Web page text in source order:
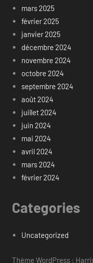
mars 2025
février 2025
janvier 2025
décembre 2024
novembre 2024
octobre 2024
septembre 2024
août 2024
juillet 2024
juin 2024
mai 2024
avril 2024
mars 2024
février 2024
Categories
Uncategorized
Thème WordPress :